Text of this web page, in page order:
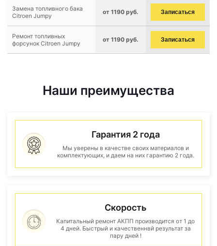
Замена топливного бака
Citroen Jumpy
от 1190 руб. Записаться
Ремонт топливных
форсунок Citroen Jumpy
от 1190 руб. Записаться
Наши преимущества
Гарантия 2 года
Мы уверены в качестве своих материалов и
комплектующих, и даем на них гарантию 2 года.
Скорость
Капитальный ремонт АКПП производится от 1 до
4 дней. Быстрый и качественнвй результат за
пару дней !